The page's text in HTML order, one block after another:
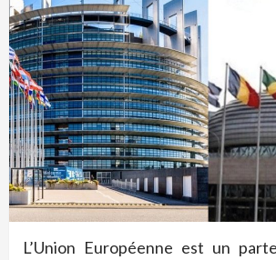
L’Union Européenne est un